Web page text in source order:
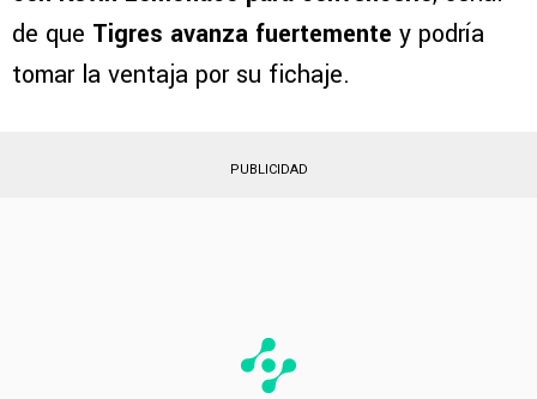
jugar en el fútbol mexicano. En este contexto,
Guido Pizarro se comunicó telefónicamente
tomar la ventaja por su fichaje.